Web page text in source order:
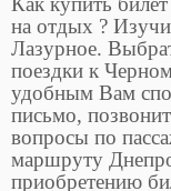
на отдых ?
Лазурное.
поездки к
удобным Вам
письмо,
вопросы по
маршруту
приобретению